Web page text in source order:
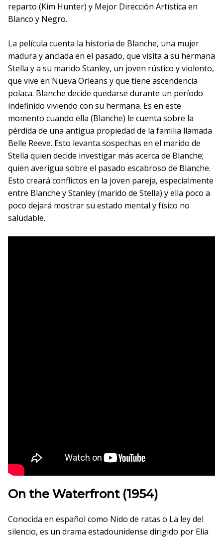
reparto (Kim Hunter) y Mejor Dirección Artística en
Blanco y Negro.
La película cuenta la historia de Blanche, una mujer
madura y anclada en el pasado, que visita a su hermana
Stella y a su marido Stanley, un joven rústico y violento,
que vive en Nueva Orleans y que tiene ascendencia
polaca. Blanche decide quedarse durante un período
indefinido viviendo con su hermana. Es en este
momento cuando ella (Blanche) le cuenta sobre la
pérdida de una antigua propiedad de la familia llamada
Belle Reeve. Esto levanta sospechas en el marido de
Stella quien decide investigar más acerca de Blanche;
quien averigua sobre el pasado escabroso de Blanche.
Esto creará conflictos en la joven pareja, especialmente
entre Blanche y Stanley (marido de Stella) y ella poco a
poco dejará mostrar su estado mental y físico no
saludable.
On the Waterfront (1954)
Conocida en español como Nido de ratas o La ley del
silencio, es un drama estadounidense dirigido por Elia